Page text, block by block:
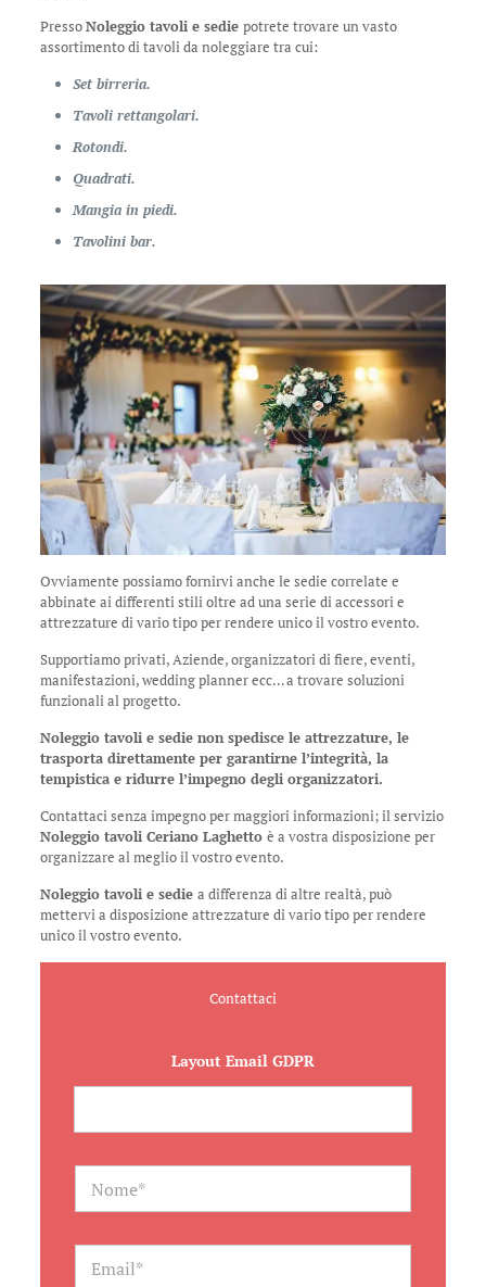
PressoNoleggio tavoli e sedie potrete trovare un vasto
assortimento di tavoli da noleggiare tra cui:
Set birreria.
Tavoli rettangolari.
Rotondi.
Quadrati.
Mangia in piedi.
Tavolini bar.
Ovviamente possiamo fornirvi anche le sedie correlate e
abbinate ai differenti stili oltre ad una serie di accessori e
attrezzature di vario tipo per rendere unico il vostro evento.
Supportiamo privati, Aziende, organizzatori di fiere, eventi,
manifestazioni, wedding planner ecc… a trovare soluzioni
funzionali al progetto.
Noleggio tavoli e sedie non spedisce le attrezzature, le
trasporta direttamente per garantirne l’integrità, la
tempistica e ridurre l’impegno degli organizzatori.
Contattaci senza impegno per maggiori informazioni; il servizio
Noleggio tavoli Ceriano Laghetto è a vostra disposizione per
organizzare al meglio il vostro evento.
Noleggio tavoli e sedie a differenza di altre realtà, può
mettervi a disposizione attrezzature di vario tipo per rendere
unico il vostro evento.
Contattaci
Layout Email GDPR
N
m
*E